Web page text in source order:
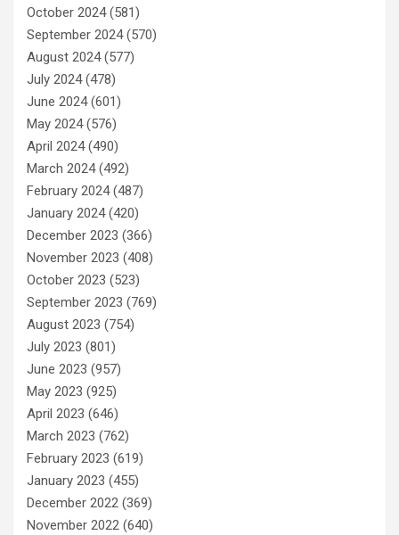
October 2024(581)
September 2024(570)
August 2024(577)
July 2024(478)
June 2024(601)
May 2024(576)
April 2024(490)
March 2024(492)
February 2024(487)
January 2024(420)
December 2023 (366)
November 2023 (408)
October 2023 (523)
September 2023 (769)
August 2023 (754)
July 2023 (801)
June 2023 (957)
May 2023 (925)
April 2023 (646)
March 2023 (762)
February 2023 (619)
January 2023 (455)
December 2022 (369)
November 2022 (640)